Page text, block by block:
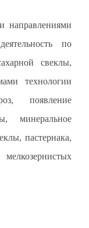
направлениями
по
свеклы,
технологии
появление
минеральное
пастернака,